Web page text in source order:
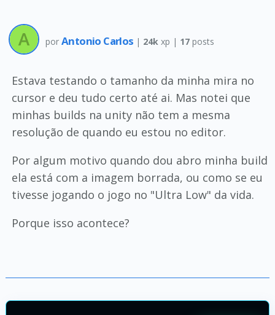
por Antonio Carlos | 24k xp | 17posts
Estava testando o tamanho da minha mira no
cursor e deu tudo certo até ai. Mas notei que
minhas builds na unity não tem a mesma
resolução de quando eu estou no editor.
Por algum motivo quando dou abro minha build
ela está com a imagem borrada, ou como se eu
tivesse jogando o jogo no "Ultra Low" da vida.
Porque isso acontece?